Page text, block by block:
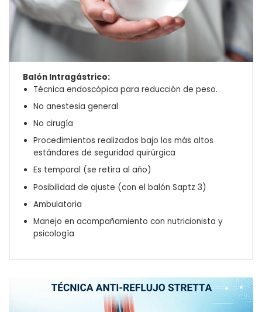
Balón Intragástrico:
Técnica endoscópica para reducción de peso.
No anestesia general
No cirugía
Procedimientos realizados bajo los más altos
estándares de seguridad quirúrgica
Es temporal (se retira al año)
Posibilidad de ajuste (con el balón Saptz 3)
Ambulatoria
Manejo en acompañamiento con nutricionista y
psicología